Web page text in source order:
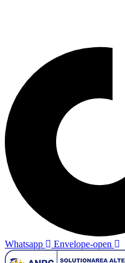
Whatsapp Envelope-open